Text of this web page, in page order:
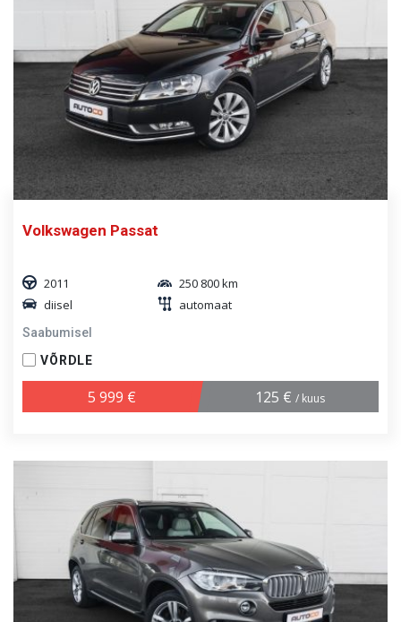
Volkswagen Passat
2011
250 800 km
diisel
automaat
Saabumisel
VÕRDLE
5 999 € 125 € / kuus